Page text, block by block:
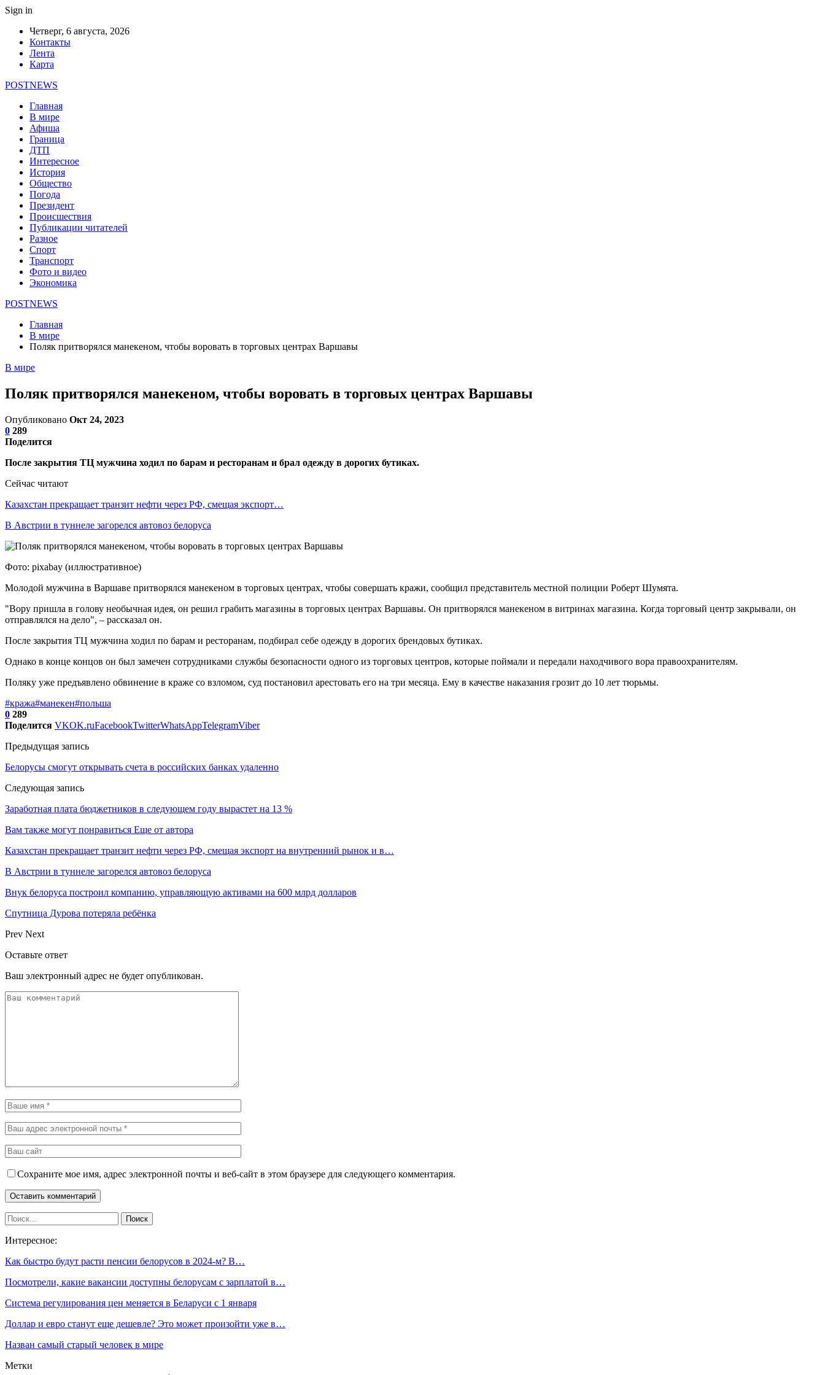
Sign in
Четверг, 6 августа, 2026
Контакты
Лента
Карта
POSTNEWS
Главная
В мире
Афиша
Граница
ДТП
Интересное
История
Общество
Погода
Президент
Происшествия
Публикации читателей
Разное
Спорт
Транспорт
Фото и видео
Экономика
POSTNEWS
Главная
В мире
Поляк притворялся манекеном, чтобы воровать в торговых центрах Варшавы
В мире
Поляк притворялся манекеном, чтобы воровать в торговых центрах Варшавы
Опубликовано Окт 24, 2023
0 289
Поделится
После закрытия ТЦ мужчина ходил по барам и ресторанам и брал одежду в дорогих бутиках.
Сейчас читают
Казахстан прекращает транзит нефти через РФ, смещая экспорт…
В Австрии в туннеле загорелся автовоз белоруса
Фото: pixabay (иллюстративное)
Молодой мужчина в Варшаве притворялся манекеном в торговых центрах, чтобы совершать кражи, сообщил представитель местной полиции Роберт Шумята.
"Вору пришла в голову необычная идея, он решил грабить магазины в торговых центрах Варшавы. Он притворялся манекеном в витринах магазина. Когда торговый центр закрывали, он
отправлялся на дело", – рассказал он.
После закрытия ТЦ мужчина ходил по барам и ресторанам, подбирал себе одежду в дорогих брендовых бутиках.
Однако в конце концов он был замечен сотрудниками службы безопасности одного из торговых центров, которые поймали и передали находчивого вора правоохранителям.
Поляку уже предъявлено обвинение в краже со взломом, суд постановил арестовать его на три месяца. Ему в качестве наказания грозит до 10 лет тюрьмы.
#кража#манекен#польша
0 289
Поделится VKOK.ruFacebookTwitterWhatsAppTelegramViber
Предыдущая запись
Белорусы смогут открывать счета в российских банках удаленно
Следующая запись
Заработная плата бюджетников в следующем году вырастет на 13 %
Вам также могут понравиться Еще от автора
Казахстан прекращает транзит нефти через РФ, смещая экспорт на внутренний рынок и в…
В Австрии в туннеле загорелся автовоз белоруса
Внук белоруса построил компанию, управляющую активами на 600 млрд долларов
Спутница Дурова потеряла ребёнка
Prev Next
Оставьте ответ
Ваш электронный адрес не будет опубликован.
Сохраните мое имя, адрес электронной почты и веб-сайт в этом браузере для следующего комментария.
Интересное:
Как быстро будут расти пенсии белорусов в 2024-м? В…
Посмотрели, какие вакансии доступны белорусам с зарплатой в…
Система регулирования цен меняется в Беларуси с 1 января
Доллар и евро станут еще дешевле? Это может произойти уже в…
Назван самый старый человек в мире
Метки